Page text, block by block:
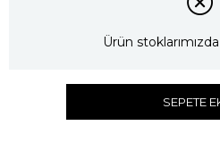
Ürün
SEPETE